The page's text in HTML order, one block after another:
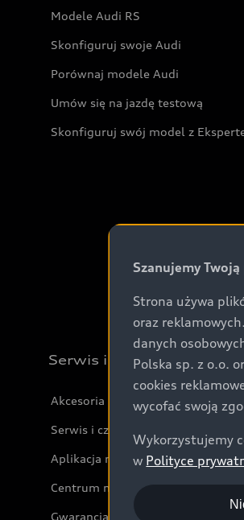
Modele Audi RS
Skonfiguruj swoje Audi
Porównaj modele Audi
Umów się na jazdę testową
Skonfiguruj swój model z
Serwis i akcesoria
Akcesoria
Serwis i części
Aplikacja myAudi i usługi cyfrowe
Centrum napraw powypadkowych
Gwarancja
Szanujemy
Strona używa
oraz
danych
Polska sp. z o.o.
cookies
wycofać swoją
Wykorzystujemy
w Polityce